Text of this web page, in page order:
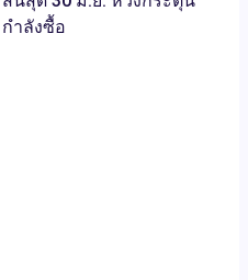
กำลังซื้อ